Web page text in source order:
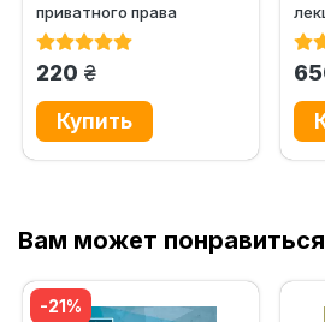
приватного права
(цивільно-процесуальне
220 грн.
Вам может понравиться
-21%